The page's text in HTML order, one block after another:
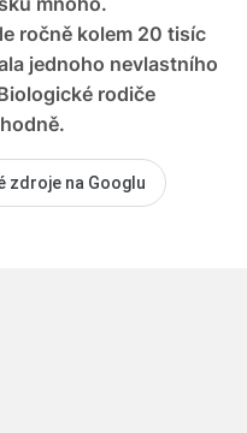
ročně kolem 20 tisíc
jednoho nevlastního
rodiče
zdroje na Googlu